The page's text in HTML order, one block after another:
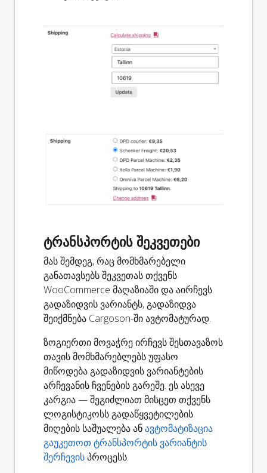
ტრანსპორტის შეკვეთები
მას შემდეგ, რაც მომხმარებელი
განათავსებს შეკვეთას თქვენს
WooCommerce მაღაზიაში და აირჩევს
გადაზიდვის ვარიანტს, გადაზიდვა
შეიქმნება Cargoson-ში ავტომატურად.
ზოგიერთი მოვაჭრე ირჩევს შესთავაზოს
თავის მომხმარებლებს უფასო
მიწოდება გადაზიდვის ვარიანტების
არჩევანის ჩვენების გარეშე. ეს ასევე
კარგია — შეგიძლიათ მისცეთ თქვენს
ლოგისტიკოსს გადაწყვეტილების
მიღების საშუალება ანავტომატიზაცია
გაუკეთოთ ტრანსპორტის ვარიანტის
შერჩევისპროცესს.